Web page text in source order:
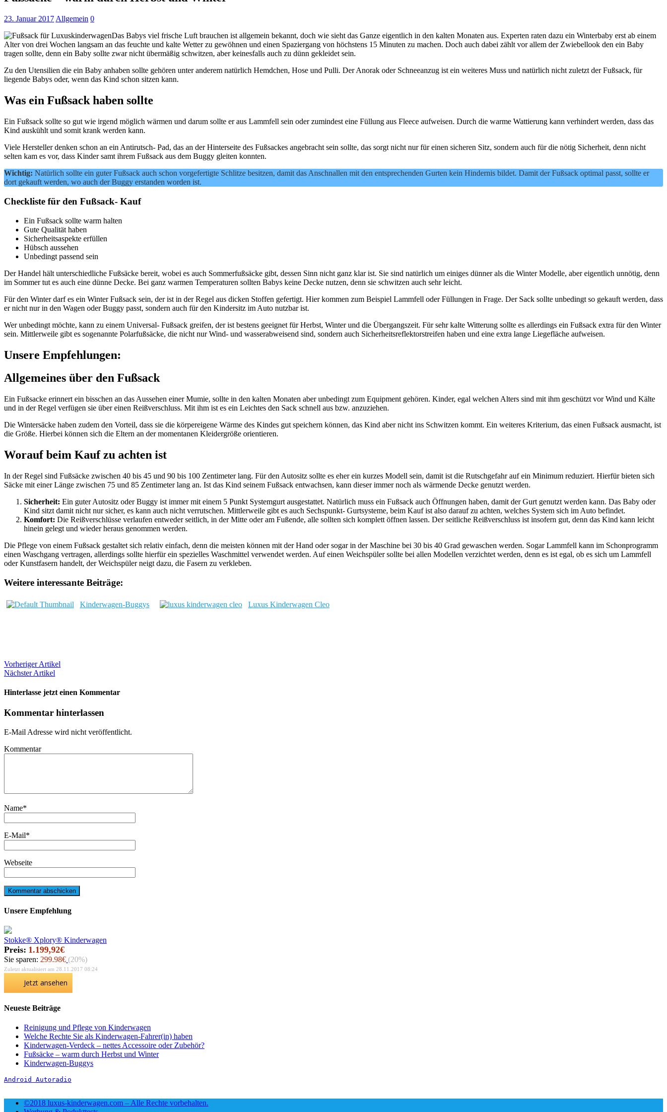
23. Januar 2017 Allgemein 0
Das Babys viel frische Luft brauchen ist allgemein bekannt, doch wie sieht das Ganze eigentlich in den kalten Monaten aus. Experten raten dazu ein Winterbaby erst ab einem
Alter von drei Wochen langsam an das feuchte und kalte Wetter zu gewöhnen und einen Spaziergang von höchstens 15 Minuten zu machen. Doch auch dabei zählt vor allem der Zwiebellook den ein Baby
tragen sollte, denn ein Baby sollte zwar nicht übermäßig schwitzen, aber keinesfalls auch zu dünn gekleidet sein.
Zu den Utensilien die ein Baby anhaben sollte gehören unter anderem natürlich Hemdchen, Hose und Pulli. Der Anorak oder Schneeanzug ist ein weiteres Muss und natürlich nicht zuletzt der Fußsack, für
liegende Babys oder, wenn das Kind schon sitzen kann.
Was ein Fußsack haben sollte
Ein Fußsack sollte so gut wie irgend möglich wärmen und darum sollte er aus Lammfell sein oder zumindest eine Füllung aus Fleece aufweisen. Durch die warme Wattierung kann verhindert werden, dass das
Kind auskühlt und somit krank werden kann.
Viele Hersteller denken schon an ein Antirutsch- Pad, das an der Hinterseite des Fußsackes angebracht sein sollte, das sorgt nicht nur für einen sicheren Sitz, sondern auch für die nötig Sicherheit, denn nicht
selten kam es vor, dass Kinder samt ihrem Fußsack aus dem Buggy gleiten konnten.
Wichtig: Natürlich sollte ein guter Fußsack auch schon vorgefertigte Schlitze besitzen, damit das Anschnallen mit den entsprechenden Gurten kein Hindernis bildet. Damit der Fußsack optimal passt, sollte er
dort gekauft werden, wo auch der Buggy erstanden worden ist.
Checkliste für den Fußsack- Kauf
Ein Fußsack sollte warm halten
Gute Qualität haben
Sicherheitsaspekte erfüllen
Hübsch aussehen
Unbedingt passend sein
Der Handel hält unterschiedliche Fußsäcke bereit, wobei es auch Sommerfußsäcke gibt, dessen Sinn nicht ganz klar ist. Sie sind natürlich um einiges dünner als die Winter Modelle, aber eigentlich unnötig, denn
im Sommer tut es auch eine dünne Decke. Bei ganz warmen Temperaturen sollten Babys keine Decke nutzen, denn sie schwitzen auch sehr leicht.
Für den Winter darf es ein Winter Fußsack sein, der ist in der Regel aus dicken Stoffen gefertigt. Hier kommen zum Beispiel Lammfell oder Füllungen in Frage. Der Sack sollte unbedingt so gekauft werden, dass
er nicht nur in den Wagen oder Buggy passt, sondern auch für den Kindersitz im Auto nutzbar ist.
Wer unbedingt möchte, kann zu einem Universal- Fußsack greifen, der ist bestens geeignet für Herbst, Winter und die Übergangszeit. Für sehr kalte Witterung sollte es allerdings ein Fußsack extra für den Winter
sein. Mittlerweile gibt es sogenannte Polarfußsäcke, die nicht nur Wind- und wasserabweisend sind, sondern auch Sicherheitsreflektorstreifen haben und eine extra lange Liegefläche aufweisen.
Unsere Empfehlungen:
Allgemeines über den Fußsack
Ein Fußsacke erinnert ein bisschen an das Aussehen einer Mumie, sollte in den kalten Monaten aber unbedingt zum Equipment gehören. Kinder, egal welchen Alters sind mit ihm geschützt vor Wind und Kälte
und in der Regel verfügen sie über einen Reißverschluss. Mit ihm ist es ein Leichtes den Sack schnell aus bzw. anzuziehen.
Die Wintersäcke haben zudem den Vorteil, dass sie die körpereigene Wärme des Kindes gut speichern können, das Kind aber nicht ins Schwitzen kommt. Ein weiteres Kriterium, das einen Fußsack ausmacht, ist
die Größe. Hierbei können sich die Eltern an der momentanen Kleidergröße orientieren.
Worauf beim Kauf zu achten ist
In der Regel sind Fußsäcke zwischen 40 bis 45 und 90 bis 100 Zentimeter lang. Für den Autositz sollte es eher ein kurzes Modell sein, damit ist die Rutschgefahr auf ein Minimum reduziert. Hierfür bieten sich
Säcke mit einer Länge zwischen 75 und 85 Zentimeter lang an. Ist das Kind seinem Fußsack entwachsen, kann dieser immer noch als wärmende Decke genutzt werden.
Sicherheit: Ein guter Autositz oder Buggy ist immer mit einem 5 Punkt Systemgurt ausgestattet. Natürlich muss ein Fußsack auch Öffnungen haben, damit der Gurt genutzt werden kann. Das Baby oder
Kind sitzt damit nicht nur sicher, es kann auch nicht verrutschen. Mittlerweile gibt es auch Sechspunkt- Gurtsysteme, beim Kauf ist also darauf zu achten, welches System sich im Auto befindet.
Komfort: Die Reißverschlüsse verlaufen entweder seitlich, in der Mitte oder am Fußende, alle sollten sich komplett öffnen lassen. Der seitliche Reißverschluss ist insofern gut, denn das Kind kann leicht
hinein gelegt und wieder heraus genommen werden.
Die Pflege von einem Fußsack gestaltet sich relativ einfach, denn die meisten können mit der Hand oder sogar in der Maschine bei 30 bis 40 Grad gewaschen werden. Sogar Lammfell kann im Schonprogramm
einen Waschgang vertragen, allerdings sollte hierfür ein spezielles Waschmittel verwendet werden. Auf einen Weichspüler sollte bei allen Modellen verzichtet werden, denn es ist egal, ob es sich um Lammfell
oder Kunstfasern handelt, der Weichspüler neigt dazu, die Fasern zu verkleben.
Weitere interessante Beiträge:
Kinderwagen-Buggys Luxus Kinderwagen Cleo
Vorheriger Artikel
Nächster Artikel
Hinterlasse jetzt einen Kommentar
Kommentar hinterlassen
E-Mail Adresse wird nicht veröffentlicht.
Kommentar
Name*
E-Mail*
Webseite
Unsere Empfehlung
Stokke® Xplory® Kinderwagen
Preis: 1.199,92€
Sie sparen: 299.98€ (20%)
Zuletzt aktualisiert am 28.11.2017 08:24
Jetzt ansehen
Neueste Beiträge
Reinigung und Pflege von Kinderwagen
Welche Rechte Sie als Kinderwagen-Fahrer(in) haben
Kinderwagen-Verdeck – nettes Accessoire oder Zubehör?
Fußsäcke – warm durch Herbst und Winter
Kinderwagen-Buggys
Android Autoradio
©2018 luxus-kinderwagen.com – Alle Rechte vorbehalten.